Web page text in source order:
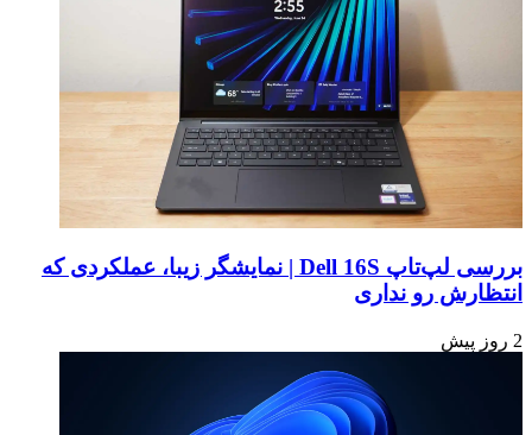
بررسی لپ‌تاپ Dell 16S | نمایشگر زیبا، عملکردی که
انتظارش رو نداری
2 روز پیش